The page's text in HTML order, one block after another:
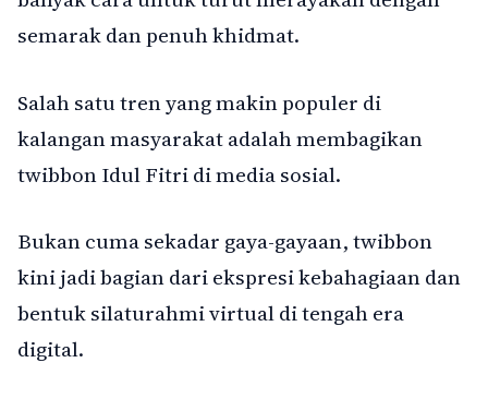
semarak dan penuh khidmat.
Salah satu tren yang makin populer di
kalangan masyarakat adalah membagikan
twibbon Idul Fitri di media sosial.
Bukan cuma sekadar gaya-gayaan, twibbon
kini jadi bagian dari ekspresi kebahagiaan dan
bentuk silaturahmi virtual di tengah era
digital.